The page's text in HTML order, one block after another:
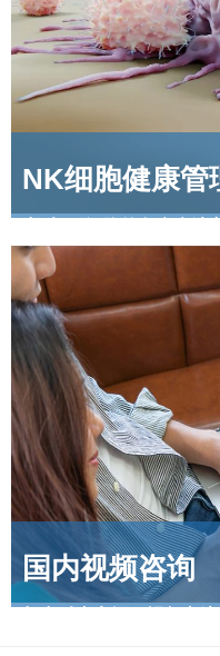
NK细胞健康管
机会获得更长生存期）
病等。
国内视频咨询